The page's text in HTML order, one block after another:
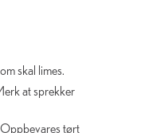
skal limes.
at sprekker
tørt